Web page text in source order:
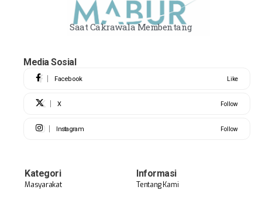
Saat Cakrawala Membentang
Media Sosial
Facebook Like
X Follow
Instagram Follow
Kategori
Masyarakat
Informasi
Tentang Kami